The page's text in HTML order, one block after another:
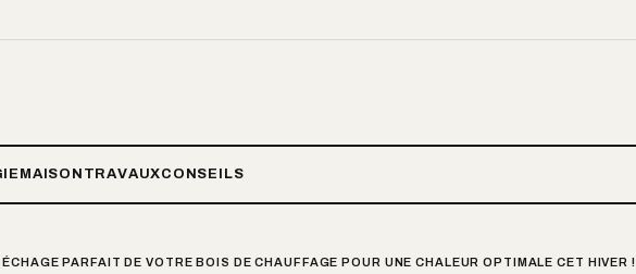
MAISON TRAVAUXCONSEILS
PARFAIT DE VOTRE BOIS DE CHAUFFAGE POUR UNE CHALEUR OPTIMALE CET HIVER !